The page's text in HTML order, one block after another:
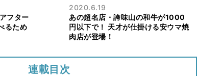
フター
るため
2020.6.19
あの超名店・誇味山の和牛が1000
円以下で！ 天才が仕掛ける安ウマ焼
肉店が登場！
連載目次